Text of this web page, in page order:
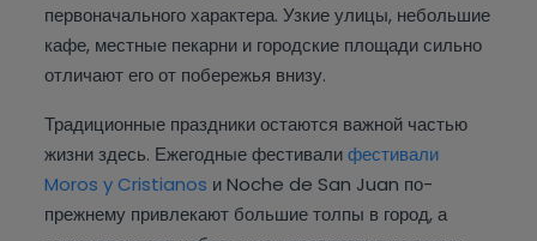
первоначального характера. Узкие улицы, небольшие
кафе, местные пекарни и городские площади сильно
отличают его от побережья внизу.
Традиционные праздники остаются важной частью
жизни здесь. Ежегодные фестивалифестивали
Moros y Cristianos и Noche de San Juan по-
прежнему привлекают большие толпы в город, а